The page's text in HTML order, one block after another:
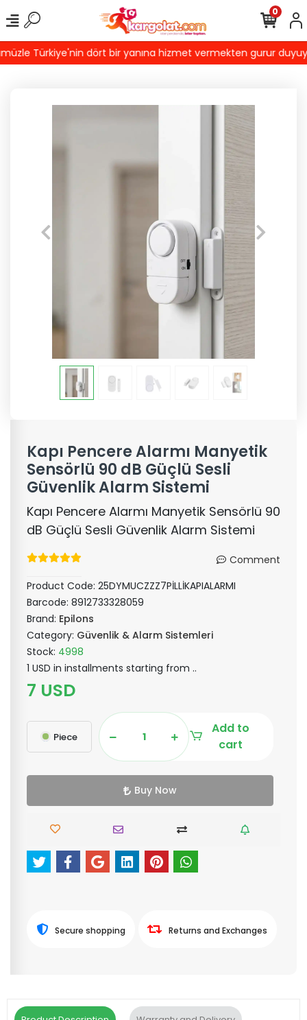
Türkiye'nin dört bir yanına hizmet vermekten gurur
0
Kapı Pencere Alarmı Manyetik
Sensörlü 90 dB Güçlü Sesli
Güvenlik Alarm Sistemi
Kapı Pencere Alarmı Manyetik Sensörlü 90
dB Güçlü Sesli Güvenlik Alarm Sistemi
Comment
Product Code: 25DYMUCZZZ7PİLLİKAPIALARMI
Barcode: 8912733328059
Brand: Epilons
Category: Güvenlik & Alarm Sistemleri
Stock: 4998
1 USD in installments starting from ..
7 USD
Piece
Add to
cart
Buy Now
Secure shopping Returns and Exchanges